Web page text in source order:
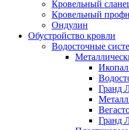
Кровельный
Кровельный
Ондулин
Обустройство кровли
Водосточные
Гранд
Гранд